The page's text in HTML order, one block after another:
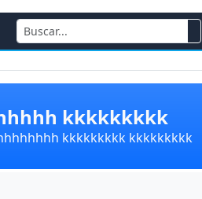
kkkkkkkkk
kkkkkkkkk kkkkkkkkk